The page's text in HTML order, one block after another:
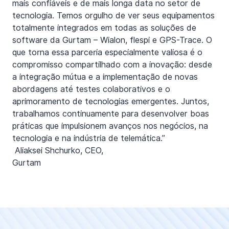
mais confiáveis e de mais longa data no setor de
tecnologia. Temos orgulho de ver seus equipamentos
totalmente integrados em todas as soluções de
software da Gurtam – Wialon, flespi e GPS-Trace. O
que torna essa parceria especialmente valiosa é o
compromisso compartilhado com a inovação: desde
a integração mútua e a implementação de novas
abordagens até testes colaborativos e o
aprimoramento de tecnologias emergentes. Juntos,
trabalhamos continuamente para desenvolver boas
práticas que impulsionem avanços nos negócios, na
tecnologia e na indústria de telemática.”
Aliaksei Shchurko, CEO,
Gurtam